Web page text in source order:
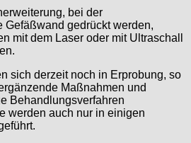
bei der
Gefäßwand gedrückt werden,
mit dem Laser oder mit Ultraschall
sich derzeit noch in Erprobung, so
Maßnahmen und
Behandlungsverfahren
werden auch nur in einigen